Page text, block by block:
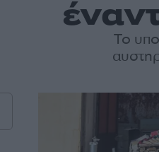
Το